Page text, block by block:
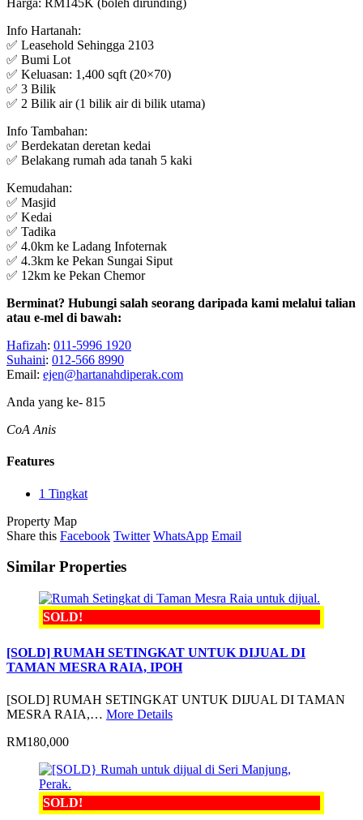
Harga: RM145K (boleh dirunding)
Info Hartanah:
✅ Leasehold Sehingga 2103
✅ Bumi Lot
✅ Keluasan: 1,400 sqft (20×70)
✅ 3 Bilik
✅ 2 Bilik air (1 bilik air di bilik utama)
Info Tambahan:
✅ Berdekatan deretan kedai
✅ Belakang rumah ada tanah 5 kaki
Kemudahan:
✅ Masjid
✅ Kedai
✅ Tadika
✅ 4.0km ke Ladang Infoternak
✅ 4.3km ke Pekan Sungai Siput
✅ 12km ke Pekan Chemor
Berminat? Hubungi salah seorang daripada kami melalui talian
atau e-mel di bawah:
Hafizah: 011-5996 1920
Suhaini: 012-566 8990
Email: ejen@hartanahdiperak.com
Anda yang ke- 815
CoA Anis
Features
1 Tingkat
Property Map
Share this Facebook Twitter WhatsApp Email
Similar Properties
SOLD!
[SOLD] RUMAH SETINGKAT UNTUK DIJUAL DI
TAMAN MESRA RAIA, IPOH
[SOLD] RUMAH SETINGKAT UNTUK DIJUAL DI TAMAN
MESRA RAIA,… More Details
RM180,000
SOLD!